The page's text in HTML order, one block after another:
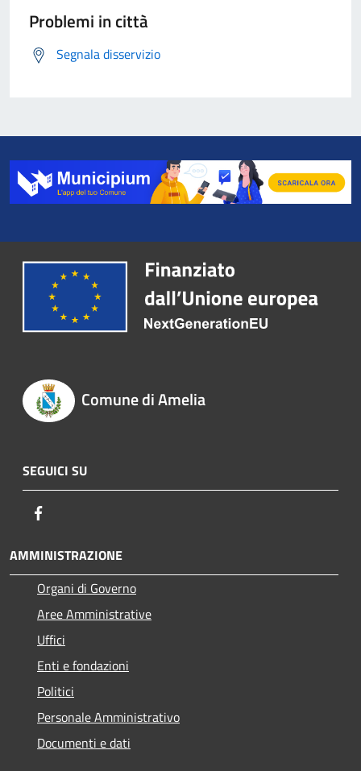
Problemi in città
Segnala disservizio
Comune di Amelia
SEGUICI SU
AMMINISTRAZIONE
Organi di Governo
Aree Amministrative
Uffici
Enti e fondazioni
Politici
Personale Amministrativo
Documenti e dati